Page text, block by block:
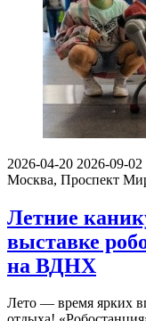
2026-04-20 2026-09-02
Москва, Проспект
Летние
выставке
на ВДНХ
Лето — время ярких